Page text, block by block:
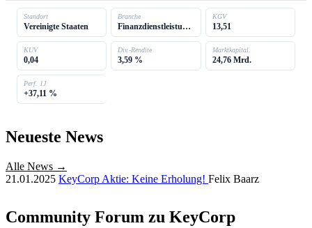
Standort
Vereinigte Staaten
Branche
Finanzdienstleistungen
KGV
13,51
KUV
0,04
Div.-Rendite
3,59 %
Marktkapital.
24,76 Mrd.
Perf. 1J
+37,11 %
Neueste News
Alle News →
21.01.2025 KeyCorp Aktie: Keine Erholung! Felix Baarz
Community Forum zu KeyCorp